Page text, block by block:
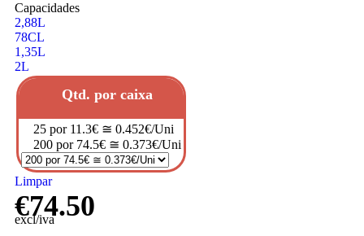
Capacidades
2,88L
78CL
1,35L
2L
Qtd. por caixa
25 por 11.3€ ≅ 0.452€/Uni
200 por 74.5€ ≅ 0.373€/Uni
Limpar
€74.50
excl/iva